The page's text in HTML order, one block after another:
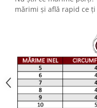
mărimi și află rapid ce